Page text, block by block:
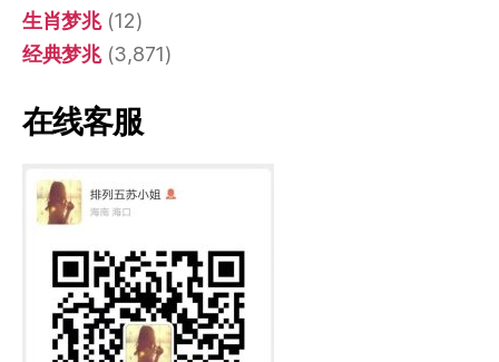
生肖梦兆(12)
经典梦兆(3,871)
在线客服